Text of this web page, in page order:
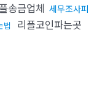
송금업체 세무조사피
법 리플코인파는곳